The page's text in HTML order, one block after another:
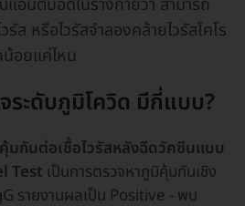
รัส หรือไวรัสจำลองคล้ายไวรัสโคโร
น้อยแค่ไหน
ระดับภูมิโควิด มีกี่แบบ?
มกันต่อเชื้อไวรัสหลังฉีดวัคซีนแบบ
Test เป็นการตรวจหาภูมิคุ้มกันเชิง
รายงานผลเป็น Positive - พบ